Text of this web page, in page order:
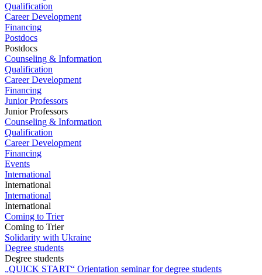
Qualification
Career Development
Financing
Postdocs
Postdocs
Counseling & Information
Qualification
Career Development
Financing
Junior Professors
Junior Professors
Counseling & Information
Qualification
Career Development
Financing
Events
International
International
International
International
Coming to Trier
Coming to Trier
Solidarity with Ukraine
Degree students
Degree students
„QUICK START“ Orientation seminar for degree students